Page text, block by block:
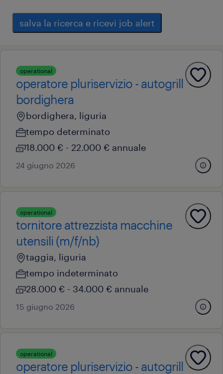
salva la ricerca e ricevi job alert
operational
operatore pluriservizio - autogrill
bordighera
bordighera, liguria
tempo determinato
18.000 € - 22.000 € annuale
24 giugno 2026
operational
tornitore attrezzista macchine
utensili (m/f/nb)
taggia, liguria
tempo indeterminato
28.000 € - 34.000 € annuale
15 giugno 2026
operational
operatore pluriservizio - autogrill